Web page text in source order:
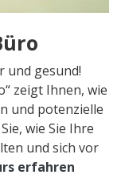
und gesund!
zeigt Ihnen, wie
und potenzielle
wie Sie Ihre
und sich vor
erfahren